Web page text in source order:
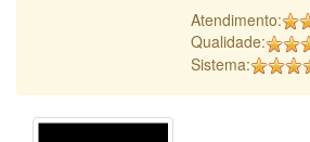
Atendimento:
Qualidade:
Sistema: